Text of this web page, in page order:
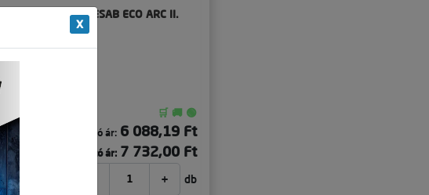
Hegesztő fejpajzs ESAB ECO ARC II.
🛒 🚚 🟢
Nettó ár: 6 088,19 Ft
Bruttó ár: 7 732,00 Ft
+ db
Kosárba
X